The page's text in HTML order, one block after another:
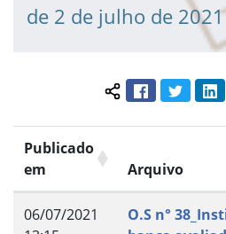
de 2 de julho de 2021
Compartilhar
FacebookTwitter
Publicado
em
Arquivo
06/07/2021
O.S n°